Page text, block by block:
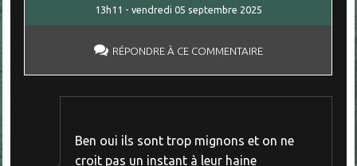
13h11 - vendredi 05 septembre 2025
RÉPONDRE À CE COMMENTAIRE
Ben oui ils sont trop mignons et on ne
croit pas un instant à leur haine